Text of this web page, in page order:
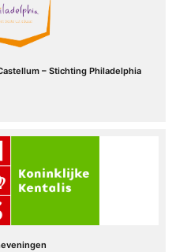
– Stichting Philadelphia